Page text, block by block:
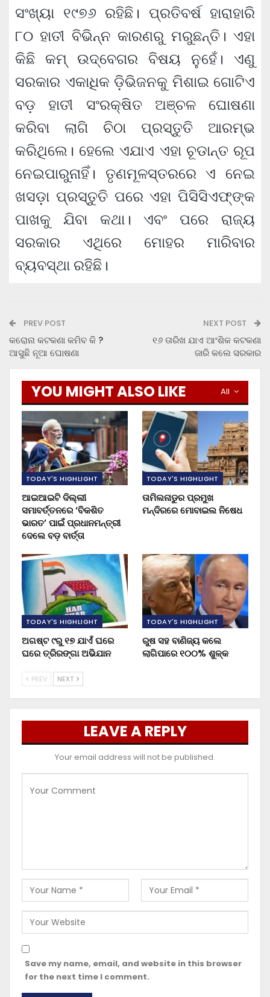
ସଂଖ୍ୟା ୧୯୭୬ ରହିଛି। ପ୍ରତିବର୍ଷ ହାରାହାରି
୮୦ ହାତୀ ବିଭିନ୍ନ କାରଣରୁ ମରୁଛନ୍ତି। ଏହା
କିଛି କମ୍ ଉଦ୍‌ବେଗର ବିଷୟ ନୁହେଁ। ଏଣୁ
ସରକାର ଏକାଧିକ ଡ଼ିଭିଜନକୁ ମିଶାଇ ଗୋଟିଏ
ବଡ଼ ହାତୀ ସଂରକ୍ଷିତ ଅଞ୍ଚଳ ଘୋଷଣା
କରିବା ଲାଗି ଚିଠା ପ୍ରସ୍ତୁତି ଆରମ୍ଭ
କରିଥିଲେ। ହେଲେ ଏଯାଏ ଏହା ଚୂଡାନ୍ତ ରୂପ
ନେଇପାରୁନାହିଁ। ତୃଣମୂଳସ୍ତରରେ ଏ ନେଇ
ଖସଡ଼ା ପ୍ରସ୍ତୁତି ପରେ ଏହା ପିସିସିଏଫ୍‌ଙ୍କ
ପାଖକୁ ଯିବା କଥା। ଏବଂ ପରେ ରାଜ୍ୟ
ସରକାର ଏଥିରେ ମୋହର ମାରିବାର
ବ୍ୟବସ୍ଥା ରହିଛି।
PREV POST
କରୋନା କଟକଣା କମିବ କି ?
ଆସୁଛି ନୂଆ ଘୋଷଣା
NEXT POST
୧୬ ତାରିଖ ଯାଏ ଆଂଶିକ କଟକଣା
ଜାରି କଲେ ସରକାର
All
YOU MIGHT ALSO LIKE
TODAY'S HIGHLIGHT
ଆଇଆଇଟି ଦିଲ୍ଲୀ
ସମାବର୍ତ୍ତନରେ ‘ବିକଶିତ
ଭାରତ’ ପାଇଁ ପ୍ରଧାନମନ୍ତ୍ରୀ
ଦେଲେ ବଡ଼ ବାର୍ତ୍ତା
TODAY'S HIGHLIGHT
ତାମିଲନାଡୁର ପ୍ରମୁଖ
ମନ୍ଦିରରେ ମୋବାଇଲ ନିଷେଧ
TODAY'S HIGHLIGHT
ଅଗଷ୍ଟ ୯ରୁ ୧୭ ଯାଏଁ ଘରେ
ଘରେ ତ୍ରିରଙ୍ଗା ଅଭିଯାନ
TODAY'S HIGHLIGHT
ରୁଷ ସହ ବାଣିଜ୍ୟ କଲେ
ଲାଗିପାରେ ୧୦୦% ଶୁଳ୍କ
PREV NEXT
LEAVE A REPLY
Your email address will not be published.
Save my name, email, and website in this browser
for the next time I comment.